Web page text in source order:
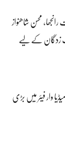
محسن شاھنواز
زدگان کے لیے
وار فیئر میں بڑی